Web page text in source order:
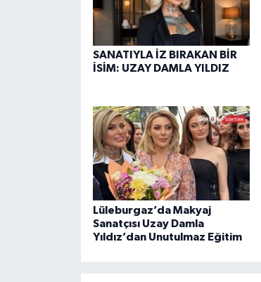
SANATIYLA İZ BIRAKAN BİR
İSİM: UZAY DAMLA YILDIZ
Lüleburgaz’da Makyaj
Sanatçısı Uzay Damla
Yıldız’dan Unutulmaz Eğitim